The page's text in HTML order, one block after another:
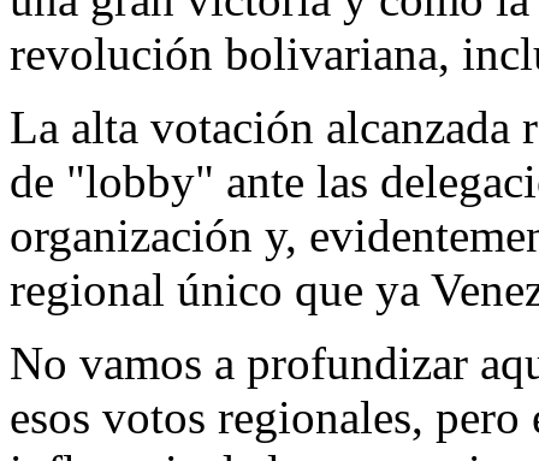
revolución bolivariana,
La alta votación alcanzada
de "lobby" ante las
organización y,
regional único que ya
No vamos a profundizar
esos votos regionales,